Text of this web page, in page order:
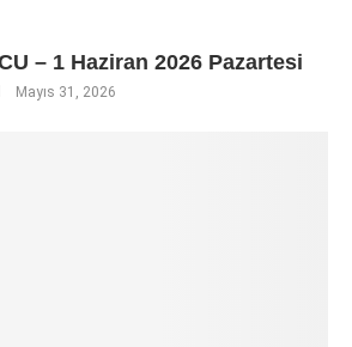
– 1 Haziran 2026 Pazartesi
Mayıs 31, 2026